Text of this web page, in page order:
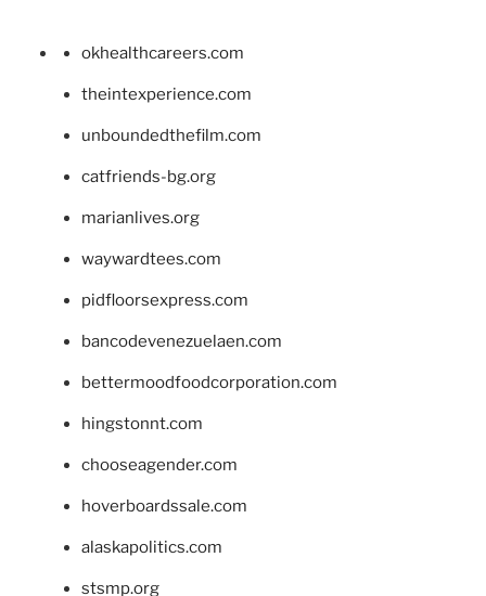
okhealthcareers.com
theintexperience.com
unboundedthefilm.com
catfriends-bg.org
marianlives.org
waywardtees.com
pidfloorsexpress.com
bancodevenezuelaen.com
bettermoodfoodcorporation.com
hingstonnt.com
chooseagender.com
hoverboardssale.com
alaskapolitics.com
stsmp.org